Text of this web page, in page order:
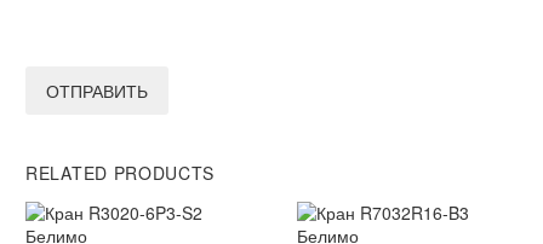
ОТПРАВИТЬ
RELATED PRODUCTS